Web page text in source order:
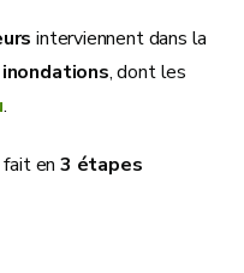
interviennent dans la
, dont les
.
en 3 étapes